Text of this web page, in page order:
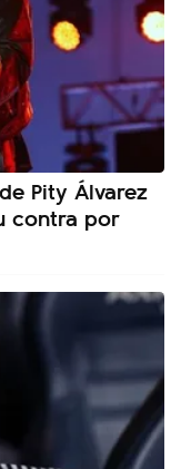
Pity Álvarez
contra por